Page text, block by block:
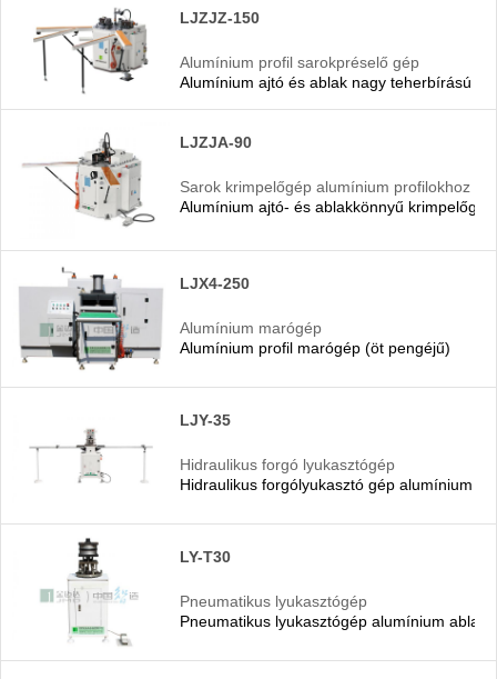
LJZJZ-150
Alumínium profil sarokpréselő gép
Alumínium ajtó és ablak nagy teherbírású
LJZJA-90
Sarok krimpelőgép alumínium profilokhoz
Alumínium ajtó- és ablakkönnyű krimpelőgép
LJX4-250
Alumínium marógép
Alumínium profil marógép (öt pengéjű)
LJY-35
Hidraulikus forgó lyukasztógép
Hidraulikus forgólyukasztó gép alumínium
LY-T30
Pneumatikus lyukasztógép
Pneumatikus lyukasztógép alumínium